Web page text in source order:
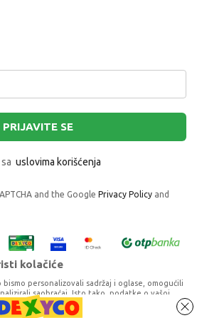
PRIJAVITE SE
uslovima korišćenja
and the Google Privacy Policy and
kolačiće
personalizovali sadržaj i oglase, omogućili
saobraćaj. Isto tako, podatke o vašoj
s partnerima za društvene medije,
mogu kombinovati s drugim podacima koje ste im